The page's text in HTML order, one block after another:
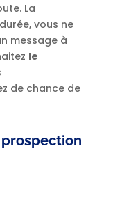
La
vous ne
message à
le
de chance de